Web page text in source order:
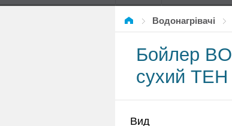
Водонагрівачі
Бойлер
сухий ТЕН
Вид